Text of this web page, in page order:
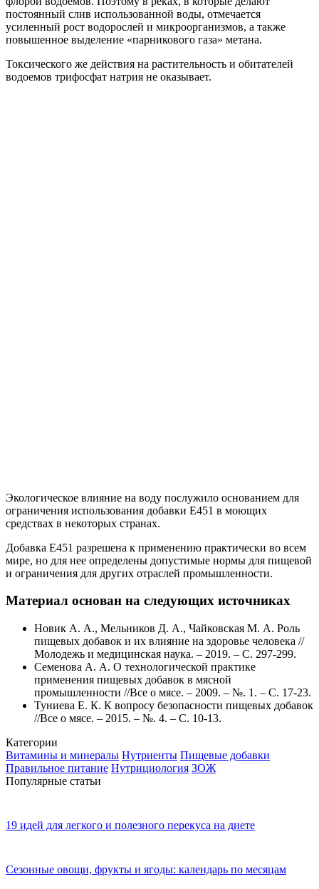
постоянный слив использованной воды, отмечается
усиленный рост водорослей и микроорганизмов, а также
повышенное выделение «парникового газа» метана.
Токсического же действия на растительность и обитателей
водоемов трифосфат натрия не оказывает.
Экологическое влияние на воду послужило основанием для
ограничения использования добавки Е451 в моющих
средствах в некоторых странах.
Добавка Е451 разрешена к применению практически во всем
мире, но для нее определены допустимые нормы для пищевой
и ограничения для других отраслей промышленности.
Материал основан на следующих источниках
Новик А. А., Мельников Д. А., Чайковская М. А. Роль
пищевых добавок и их влияние на здоровье человека //
Молодежь и медицинская наука. – 2019. – С. 297-299.
Семенова А. А. О технологической практике
применения пищевых добавок в мясной
промышленности //Все о мясе. – 2009. – №. 1. – С. 17-23.
Туниева Е. К. К вопросу безопасности пищевых добавок
//Все о мясе. – 2015. – №. 4. – С. 10-13.
Категории
Витамины и минералы Нутриенты Пищевые добавки
Правильное питание Нутрициология ЗОЖ
Популярные статьи
19 идей для легкого и полезного перекуса на диете
Сезонные овощи, фрукты и ягоды: календарь по месяцам